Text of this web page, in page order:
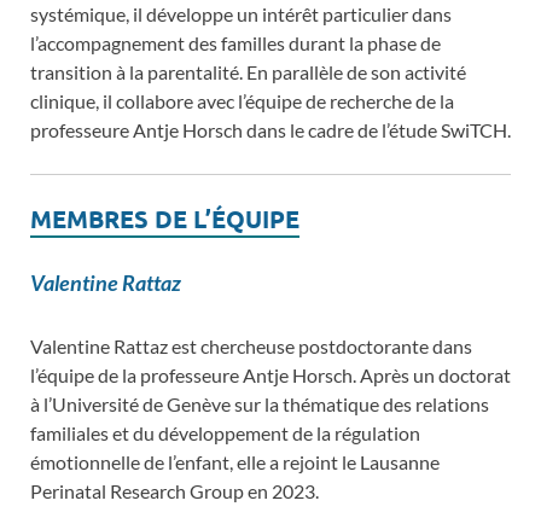
systémique, il développe un intérêt particulier dans
l’accompagnement des familles durant la phase de
transition à la parentalité. En parallèle de son activité
clinique, il collabore avec l’équipe de recherche de la
professeure Antje Horsch dans le cadre de l’étude SwiTCH.
MEMBRES DE L’ÉQUIPE
Valentine Rattaz
Valentine Rattaz est chercheuse postdoctorante dans
l’équipe de la professeure Antje Horsch. Après un doctorat
à l’Université de Genève sur la thématique des relations
familiales et du développement de la régulation
émotionnelle de l’enfant, elle a rejoint le Lausanne
Perinatal Research Group en 2023.